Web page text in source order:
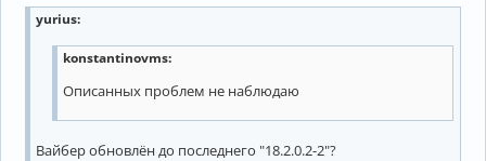
yurius:
konstantinovms:
Описанных проблем не наблюдаю
Вайбер обновлён до последнего "18.2.0.2-2"?